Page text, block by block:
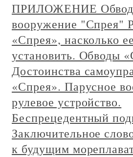
ПРИЛОЖЕНИЕ
вооружение "Спрея"
«Спрея», насколько
установить. Обводы
Достоинства
«Спрея». Парусное
рулевое устройство.
Беспрецедентный
Заключительное
к будущим